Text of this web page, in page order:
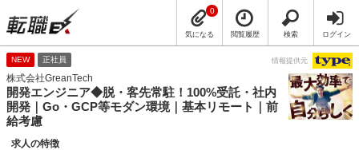
気になる
0
閲覧履歴 検索 ログイン
NEW 正社員 情報提供元
株式会社GreanTech
開発エンジニア◆脱・客先常駐！100%受託・社内
開発｜Go・GCP等モダン環境｜基本リモート｜前
給考慮
求人の特徴